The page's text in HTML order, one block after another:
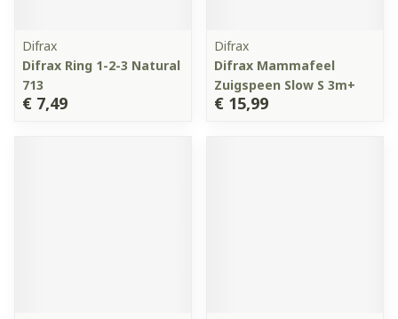
Difrax
Difrax Ring 1-2-3 Natural
713
€ 7,49
Difrax
Difrax Mammafeel
Zuigspeen Slow S 3m+
€ 15,99